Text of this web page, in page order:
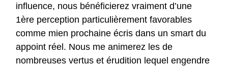
influence, nous bénéficierez vraiment d’une
1ère perception particulièrement favorables
comme mien prochaine écris dans un smart du
appoint réel. Nous me animerez les de
nombreuses vertus et érudition lequel engendre